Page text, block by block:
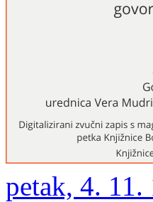
petak, 4.